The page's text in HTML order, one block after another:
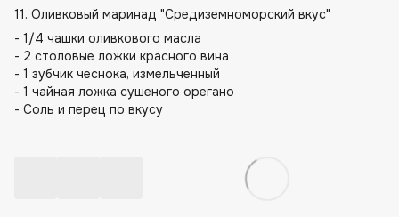
11. Оливковый маринад "Средиземноморский вкус"
- 1/4 чашки оливкового масла
- 2 столовые ложки красного вина
- 1 зубчик чеснока, измельченный
- 1 чайная ложка сушеного орегано
- Соль и перец по вкусу